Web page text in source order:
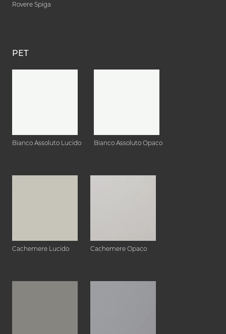
Rovere Spiga
PET
Bianco Assoluto Lucido Bianco Assoluto Opaco
Cachemere Lucido Cachemere Opaco